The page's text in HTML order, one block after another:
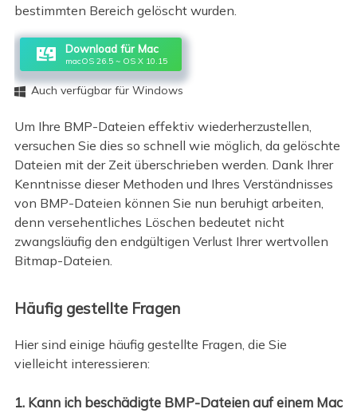
bestimmten Bereich gelöscht wurden.
Download für Mac
macOS 26.5 ~ OS X 10.15
 Auch verfügbar für Windows
Um Ihre BMP-Dateien effektiv wiederherzustellen,
versuchen Sie dies so schnell wie möglich, da gelöschte
Dateien mit der Zeit überschrieben werden. Dank Ihrer
Kenntnisse dieser Methoden und Ihres Verständnisses
von BMP-Dateien können Sie nun beruhigt arbeiten,
denn versehentliches Löschen bedeutet nicht
zwangsläufig den endgültigen Verlust Ihrer wertvollen
Bitmap-Dateien.
Häufig gestellte Fragen
Hier sind einige häufig gestellte Fragen, die Sie
vielleicht interessieren:
1. Kann ich beschädigte BMP-Dateien auf einem Mac